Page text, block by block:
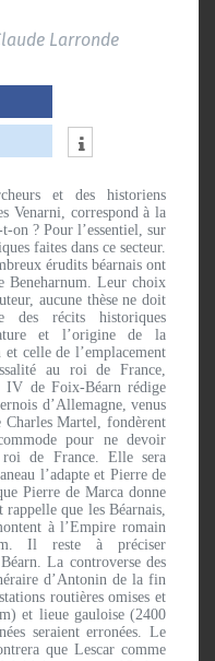
Larronde
et des historiens
Venarni, correspond à la
on ? Pour l’essentiel, sur
faites dans ce secteur.
érudits béarnais ont
Beneharnum. Leur choix
aucune thèse ne doit
des récits historiques
et l’origine de la
celle de l’emplacement
au roi de France,
IV de Foix-Béarn rédige
d’Allemagne, venus
Charles Martel, fondèrent
pour ne devoir
de France. Elle sera
l’adapte et Pierre de
Pierre de Marca donne
que les Béarnais,
à l’Empire romain
Il reste à préciser
La controverse des
d’Antonin de la fin
routières omises et
et lieue gauloise (2400
seraient erronées. Le
que Lescar comme